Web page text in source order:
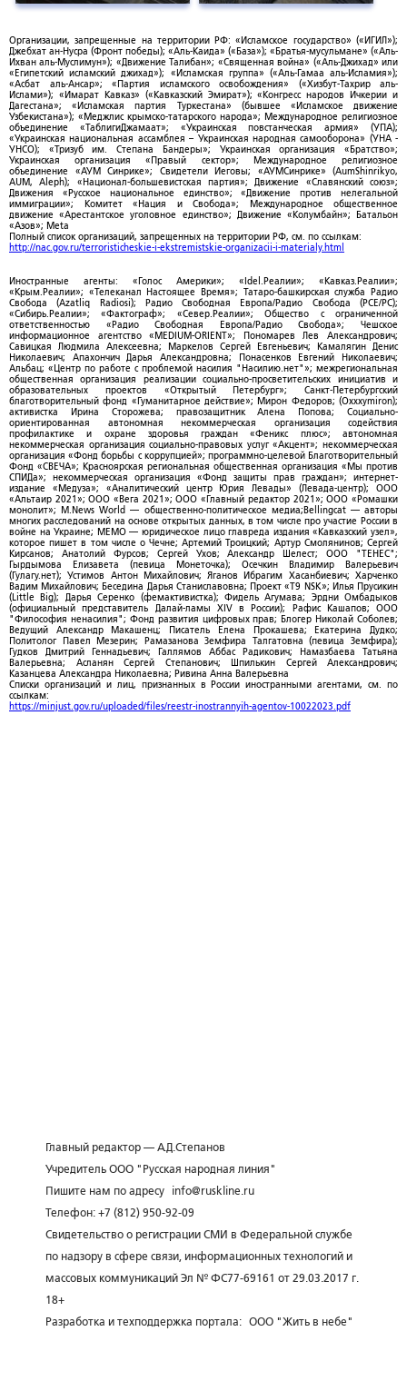
Организации, запрещенные на территории РФ: «Исламское государство» («ИГИЛ»);
Джебхат ан-Нусра (Фронт победы); «Аль-Каида» («База»); «Братья-мусульмане» («Аль-
Ихван аль-Муслимун»); «Движение Талибан»; «Священная война» («Аль-Джихад» или
«Египетский исламский джихад»); «Исламская группа» («Аль-Гамаа аль-Исламия»);
«Асбат аль-Ансар»; «Партия исламского освобождения» («Хизбут-Тахрир аль-
Ислами»); «Имарат Кавказ» («Кавказский Эмират»); «Конгресс народов Ичкерии и
Дагестана»; «Исламская партия Туркестана» (бывшее «Исламское движение
Узбекистана»); «Меджлис крымско-татарского народа»; Международное религиозное
объединение «ТаблигиДжамаат»; «Украинская повстанческая армия» (УПА);
«Украинская национальная ассамблея – Украинская народная самооборона» (УНА -
УНСО); «Тризуб им. Степана Бандеры»; Украинская организация «Братство»;
Украинская организация «Правый сектор»; Международное религиозное
объединение «АУМ Синрике»; Свидетели Иеговы; «АУМСинрике» (AumShinrikyo,
AUM, Aleph); «Национал-большевистская партия»; Движение «Славянский союз»;
Движения «Русское национальное единство»; «Движение против нелегальной
иммиграции»; Комитет «Нация и Свобода»; Международное общественное
движение «Арестантское уголовное единство»; Движение «Колумбайн»; Батальон
«Азов»; Meta
Полный список организаций, запрещенных на территории РФ, см. по ссылкам:
http://nac.gov.ru/terroristicheskie-i-ekstremistskie-organizacii-i-materialy.html
Иностранные агенты: «Голос Америки»; «Idel.Реалии»; «Кавказ.Реалии»;
«Крым.Реалии»; «Телеканал Настоящее Время»; Татаро-башкирская служба Радио
Свобода (Azatliq Radiosi); Радио Свободная Европа/Радио Свобода (PCE/PC);
«Сибирь.Реалии»; «Фактограф»; «Север.Реалии»; Общество с ограниченной
ответственностью «Радио Свободная Европа/Радио Свобода»; Чешское
информационное агентство «MEDIUM-ORIENT»; Пономарев Лев Александрович;
Савицкая Людмила Алексеевна; Маркелов Сергей Евгеньевич; Камалягин Денис
Николаевич; Апахончич Дарья Александровна; Понасенков Евгений Николаевич;
Альбац; «Центр по работе с проблемой насилия "Насилию.нет"»; межрегиональная
общественная организация реализации социально-просветительских инициатив и
образовательных проектов «Открытый Петербург»; Санкт-Петербургский
благотворительный фонд «Гуманитарное действие»; Мирон Федоров; (Oxxxymiron);
активистка Ирина Сторожева; правозащитник Алена Попова; Социально-
ориентированная автономная некоммерческая организация содействия
профилактике и охране здоровья граждан «Феникс плюс»; автономная
некоммерческая организация социально-правовых услуг «Акцент»; некоммерческая
организация «Фонд борьбы с коррупцией»; программно-целевой Благотворительный
Фонд «СВЕЧА»; Красноярская региональная общественная организация «Мы против
СПИДа»; некоммерческая организация «Фонд защиты прав граждан»; интернет-
издание «Медуза»; «Аналитический центр Юрия Левады» (Левада-центр); ООО
«Альтаир 2021»; ООО «Вега 2021»; ООО «Главный редактор 2021»; ООО «Ромашки
монолит»; M.News World — общественно-политическое медиа;Bellingcat — авторы
многих расследований на основе открытых данных, в том числе про участие России в
войне на Украине; МЕМО — юридическое лицо главреда издания «Кавказский узел»,
которое пишет в том числе о Чечне; Артемий Троицкий; Артур Смолянинов; Сергей
Кирсанов; Анатолий Фурсов; Сергей Ухов; Александр Шелест; ООО "ТЕНЕС";
Гырдымова Елизавета (певица Монеточка); Осечкин Владимир Валерьевич
(Гулагу.нет); Устимов Антон Михайлович; Яганов Ибрагим Хасанбиевич; Харченко
Вадим Михайлович; Беседина Дарья Станиславовна; Проект «T9 NSK»; Илья Прусикин
(Little Big); Дарья Серенко (фемактивистка); Фидель Агумава; Эрдни Омбадыков
(официальный представитель Далай-ламы XIV в России); Рафис Кашапов; ООО
"Философия ненасилия"; Фонд развития цифровых прав; Блогер Николай Соболев;
Ведущий Александр Макашенц; Писатель Елена Прокашева; Екатерина Дудко;
Политолог Павел Мезерин; Рамазанова Земфира Талгатовна (певица Земфира);
Гудков Дмитрий Геннадьевич; Галлямов Аббас Радикович; Намазбаева Татьяна
Валерьевна; Асланян Сергей Степанович; Шпилькин Сергей Александрович;
Казанцева Александра Николаевна; Ривина Анна Валерьевна
Списки организаций и лиц, признанных в России иностранными агентами, см. по
ссылкам:
https://minjust.gov.ru/uploaded/files/reestr-inostrannyih-agentov-10022023.pdf
Главный редактор — А.Д.Степанов
Учредитель ООО "Русская народная линия"
Пишите нам по адресу
info@ruskline.ru
Телефон: +7 (812) 950-92-09
Свидетельство о регистрации СМИ в Федеральной службе
по надзору в сфере связи, информационных технологий и
массовых коммуникаций Эл № ФС77-69161 от 29.03.2017 г.
18+
Разработка и техподдержка портала: ООО "Жить в небе"